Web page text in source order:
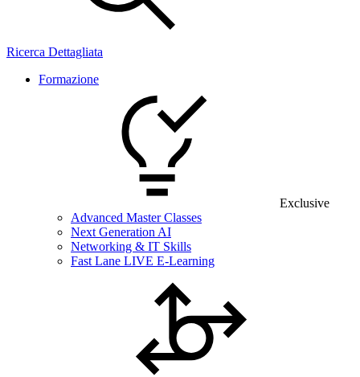
Ricerca Dettagliata
Formazione
Exclusive
Advanced Master Classes
Next Generation AI
Networking & IT Skills
Fast Lane LIVE E-Learning